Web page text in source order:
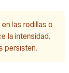
las rodillas o
la intensidad.
persisten.